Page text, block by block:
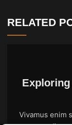
RELATED
Exploring
Vivamus enim